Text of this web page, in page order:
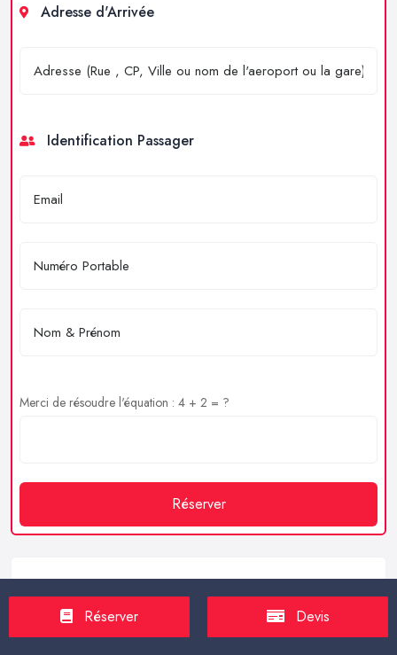
Adresse d'Arrivée
Identification Passager
Merci de résoudre l'équation : 4 + 2 = ?
Réserver
Service client
https://proxilive.fr
Réserver Devis